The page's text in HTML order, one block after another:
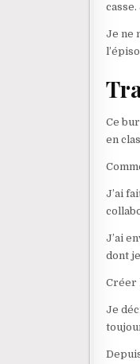
Je ne
Ce
en
J’ai
J’ai
dont
Créer
Je